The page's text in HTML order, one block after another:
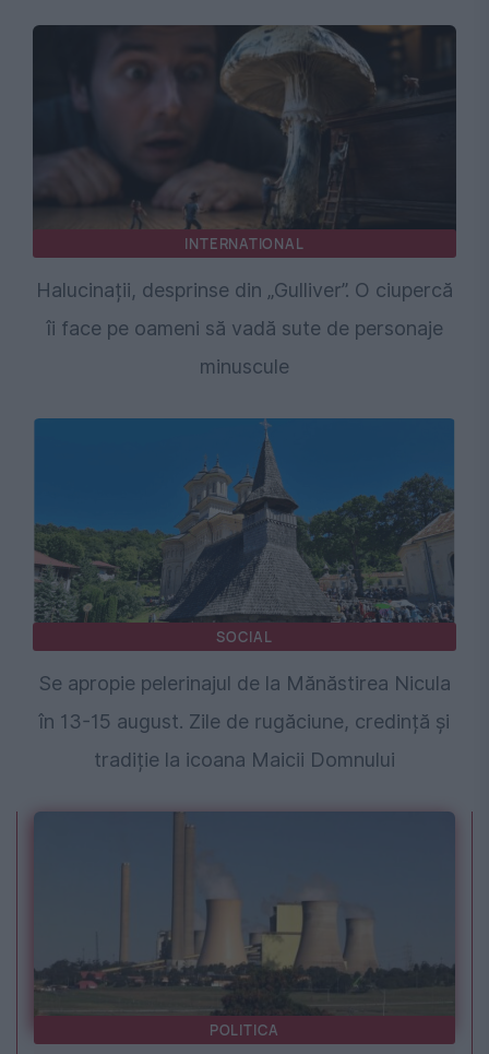
INTERNATIONAL
Halucinații, desprinse din „Gulliver”. O ciupercă
îi face pe oameni să vadă sute de personaje
minuscule
SOCIAL
Se apropie pelerinajul de la Mănăstirea Nicula
în 13-15 august. Zile de rugăciune, credință și
tradiție la icoana Maicii Domnului
POLITICA